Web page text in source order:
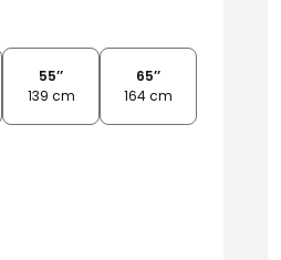
55’’
139 cm
65’’
164 cm